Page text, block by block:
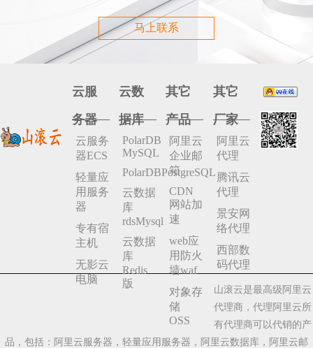
马上联系
云服
务器
云服务
器ECS
轻量应
用服务
器
专有宿
主机
无影云
电脑
云数
据库
PolarDB
MySQL
PolarDBPostgreSQL
云数据
库
rdsMysql
云数据
库
Redis
版
其它
产品
阿里云
企业邮
箱
CDN
网站加
速
web应
用防火
墙waf
对象存
储
OSS
其它
厂家
阿里云
代理
腾讯云
代理
景安网
络代理
西部数
码代理
山滚云是最高级阿里云
代理商，代理阿里云所
有代理商可以代销的产
品，包括：阿里云服务器，轻量应用服务器，阿里云数据库，阿里云邮